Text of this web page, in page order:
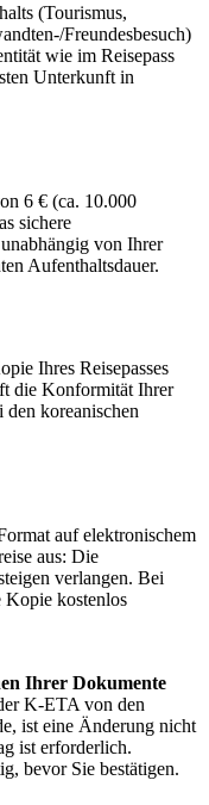
(Tourismus,
Freundesbesuch)
wie im Reisepass
Unterkunft in
6 € (ca. 10.000
sichere
von Ihrer
Aufenthaltsdauer.
Ihres Reisepasses
die Konformität Ihrer
koreanischen
auf elektronischem
aus: Die
verlangen. Bei
Kopie kostenlos
Ihrer Dokumente
K-ETA von den
ist eine Änderung nicht
ist erforderlich.
bevor Sie bestätigen.